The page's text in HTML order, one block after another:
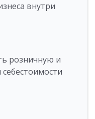
внутри
розничную и